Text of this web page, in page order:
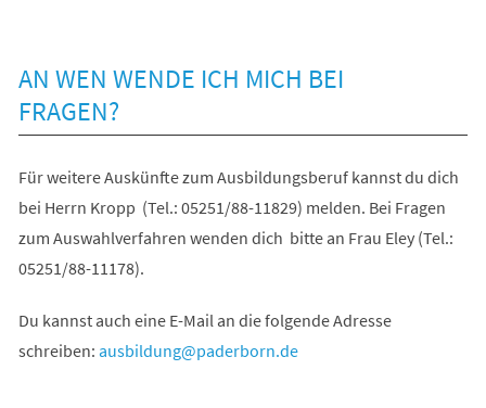
AN WEN WENDE ICH MICH BEI
FRAGEN?
Für weitere Auskünfte zum Ausbildungsberuf kannst du dich
bei Herrn Kropp (Tel.: 05251/88-11829) melden. Bei Fragen
zum Auswahlverfahren wenden dich bitte an Frau Eley (Tel.:
05251/88-11178).
Du kannst auch eine E-Mail an die folgende Adresse
schreiben: ausbildung paderborn de